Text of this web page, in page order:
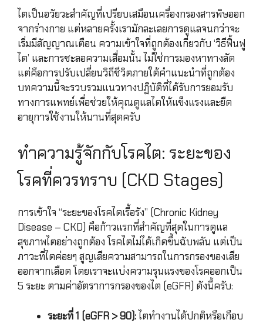
ไตเป็นอวัยวะสำคัญที่เปรียบเสมือนเครื่องกรองสารพิษออก
จากร่างกาย แต่หลายครั้งเรามักละเลยการดูแลจนกว่าจะ
เริ่มมีสัญญาณเตือน ความเข้าใจที่ถูกต้องเกี่ยวกับ ‘วิธีฟื้นฟู
ไต’ และการชะลอความเสื่อมนั้น ไม่ใช่การมองหาทางลัด
แต่คือการปรับเปลี่ยนวิถีชีวิตภายใต้คำแนะนำที่ถูกต้อง
บทความนี้จะรวบรวมแนวทางปฏิบัติที่ได้รับการยอมรับ
ทางการแพทย์เพื่อช่วยให้คุณดูแลไตให้แข็งแรงและยืด
อายุการใช้งานให้นานที่สุดครับ
ทำความรู้จักกับโรคไต: ระยะของ
โรคที่ควรทราบ (CKD Stages)
การเข้าใจ “ระยะของโรคไตเรื้อรัง” (Chronic Kidney
Disease – CKD) คือก้าวแรกที่สำคัญที่สุดในการดูแล
สุขภาพไตอย่างถูกต้อง โรคไตไม่ได้เกิดขึ้นฉับพลัน แต่เป็น
ภาวะที่ไตค่อยๆ สูญเสียความสามารถในการกรองของเสีย
ออกจากเลือด โดยเราจะแบ่งความรุนแรงของโรคออกเป็น
5 ระยะ ตามค่าอัตราการกรองของไต (eGFR) ดังนี้ครับ:
ระยะที่ 1 (eGFR > 90): ไตทำงานได้ปกติหรือเกือบ